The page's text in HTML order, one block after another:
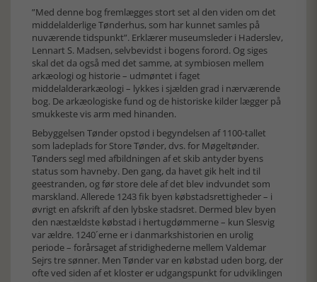
”Med denne bog fremlægges stort set al den viden om det
middelalderlige Tønderhus, som har kunnet samles på
nuværende tidspunkt”. Erklærer museumsleder i Haderslev,
Lennart S. Madsen, selvbevidst i bogens forord. Og siges
skal det da også med det samme, at symbiosen mellem
arkæologi og historie – udmøntet i faget
middelalderarkæologi – lykkes i sjælden grad i nærværende
bog. De arkæologiske fund og de historiske kilder lægger på
smukkeste vis arm med hinanden.
Bebyggelsen Tønder opstod i begyndelsen af 1100-tallet
som ladeplads for Store Tønder, dvs. for Møgeltønder.
Tønders segl med afbildningen af et skib antyder byens
status som havneby. Den gang, da havet gik helt ind til
geestranden, og før store dele af det blev indvundet som
marskland. Allerede 1243 fik byen købstadsrettigheder – i
øvrigt en afskrift af den lybske stadsret. Dermed blev byen
den næstældste købstad i hertugdømmerne – kun Slesvig
var ældre. 1240´erne er i danmarkshistorien en urolig
periode – forårsaget af stridighederne mellem Valdemar
Sejrs tre sønner. Men Tønder var en købstad uden borg, der
ofte ved siden af et kloster er udgangspunkt for udviklingen